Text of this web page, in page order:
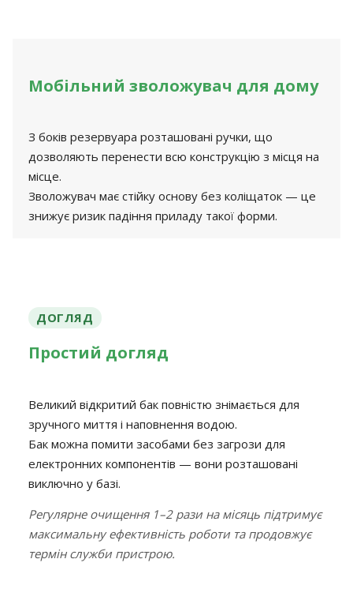
Мобільний зволожувач для дому
З боків резервуара розташовані ручки, що
дозволяють перенести всю конструкцію з місця на
місце.
Зволожувач має стійку основу без коліщаток — це
знижує ризик падіння приладу такої форми.
ДОГЛЯД
Простий догляд
Великий відкритий бак повністю знімається для
зручного миття і наповнення водою.
Бак можна помити засобами без загрози для
електронних компонентів — вони розташовані
виключно у базі.
Регулярне очищення 1–2 рази на місяць підтримує
максимальну ефективність роботи та продовжує
термін служби пристрою.